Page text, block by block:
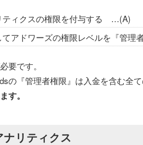
ティクスの権限を付与する …(A)
アドワーズの権限レベルを『管
要です。
の『管理者権限』は入金を含む全て
す。
リティクス